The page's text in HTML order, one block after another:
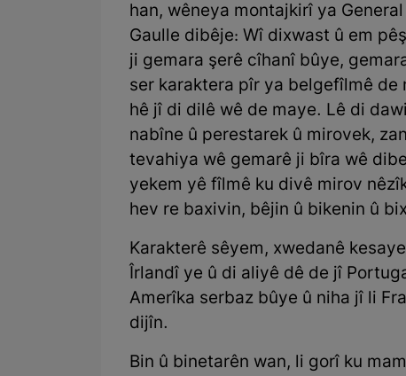
han, wêneya montajkirî ya
Gaulle dibêje: Wî dixwast û em
ji gemara şerê cîhanî bûye,
ser karaktera pîr ya belgefîlmê de
hê jî di dilê wê de maye. Lê di
nabîne û perestarek û mirovek,
tevahiya wê gemarê ji bîra wê
yekem yê fîlmê ku divê mirov
hev re baxivin, bêjin û bikenin û
Karakterê sêyem, xwedanê
Îrlandî ye û di aliyê dê de jî
Amerîka serbaz bûye û niha jî li
dijîn.
Bin û binetarên wan, li gorî ku